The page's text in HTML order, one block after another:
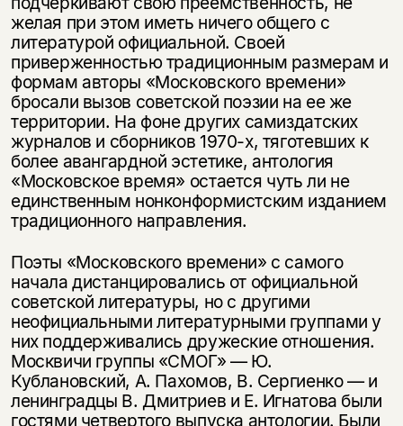
желая при этом иметь ничего общего с
литературой официальной. Своей
приверженностью традиционным размерам и
формам авторы «Московского времени»
бросали вызов советской поэзии на ее же
территории. На фоне других самиздатских
журналов и сборников 1970-х, тяготевших к
более авангардной эстетике, антология
«Московское время» остается чуть ли не
единственным нонконформистским изданием
традиционного направления.
Поэты «Московского времени» с самого
начала дистанцировались от официальной
советской литературы, но с другими
неофициальными литературными группами у
них поддерживались дружеские отношения.
Москвичи группы «СМОГ» — Ю.
Кублановский, А. Пахомов, В. Сергиенко — и
ленинградцы В. Дмитриев и Е. Игнатова были
гостями четвертого выпуска антологии. Были
Подписка на рассылку
Раз в неделю мы отправляем рассылку
о книгах и событиях «НЛО».
За подписку дарим промокод на
скидку 15%
Я соглашаюсь сПолитикой конфиденциальности
подписаться
Этой книги временно
нет в продаже.
Вы можете подписаться на
уведомления, и при поступлении книги
на склад получить письмо на указанный
электронный адрес.
Я соглашаюсь сПолитикой конфиденциальности
подписаться
Эта книга
не предназначена для
несовершеннолетних
Скажите, пожалуйста,
вам уже исполнилось 18 лет?
да
нет, вернуться назад